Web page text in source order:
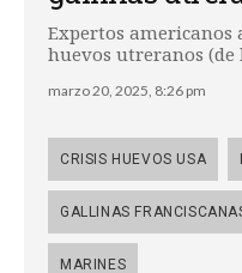
Expertos americanos
huevos utreranos (de
marzo 20, 2025, 8:26 pm
CRISIS HUEVOS USA
GALLINAS
MARINES